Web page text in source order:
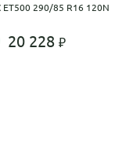
ET500 290/85 R16 120N
20 228